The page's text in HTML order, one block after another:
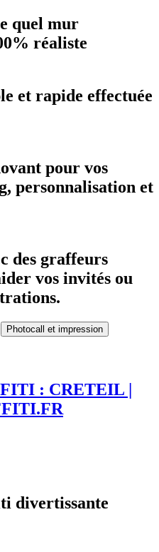
quel mur
réaliste
et rapide effectuée
pour vos
personnalisation et
des graffeurs
vos invités ou
Photocall et impression
: CRETEIL |
divertissante